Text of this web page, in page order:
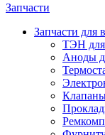
Запчасти
Запчасти для
ТЭН для
Аноды
Клапаны